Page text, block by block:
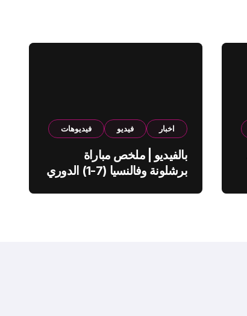
اخبار فيديو فيديوهات
بالفيديو | ملخص مباراة
برشلونة وفالنسيا (7-1) الدوري